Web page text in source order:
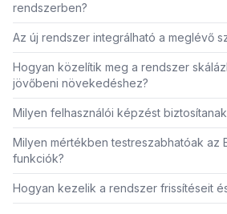
rendszerben?
Az új rendszer integrálható a meglévő
Hogyan közelítik meg a rendszer
jövőbeni növekedéshez?
Milyen felhasználói képzést
Milyen mértékben testreszabhatóak az
funkciók?
Hogyan kezelik a rendszer frissítéseit